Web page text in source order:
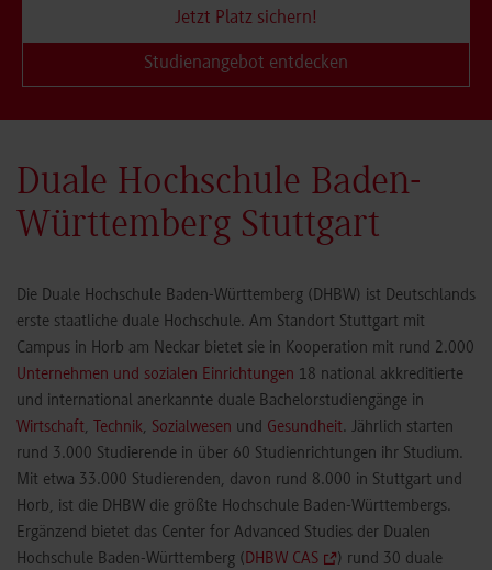
Jetzt Platz sichern!
Studienangebot entdecken
Duale Hochschule Baden-
Württemberg Stuttgart
Die Duale Hochschule Baden-Württemberg (DHBW) ist Deutschlands
erste staatliche duale Hochschule. Am Standort Stuttgart mit
Campus in Horb am Neckar bietet sie in Kooperation mit rund 2.000
Unternehmen und sozialen Einrichtungen 18 national akkreditierte
und international anerkannte duale Bachelorstudiengänge in
Wirtschaft, Technik, Sozialwesen und Gesundheit. Jährlich starten
rund 3.000 Studierende in über 60 Studienrichtungen ihr Studium.
Mit etwa 33.000 Studierenden, davon rund 8.000 in Stuttgart und
Horb, ist die DHBW die größte Hochschule Baden-Württembergs.
Ergänzend bietet das Center for Advanced Studies der Dualen
Hochschule Baden-Württemberg (DHBW CAS
) rund 30 duale